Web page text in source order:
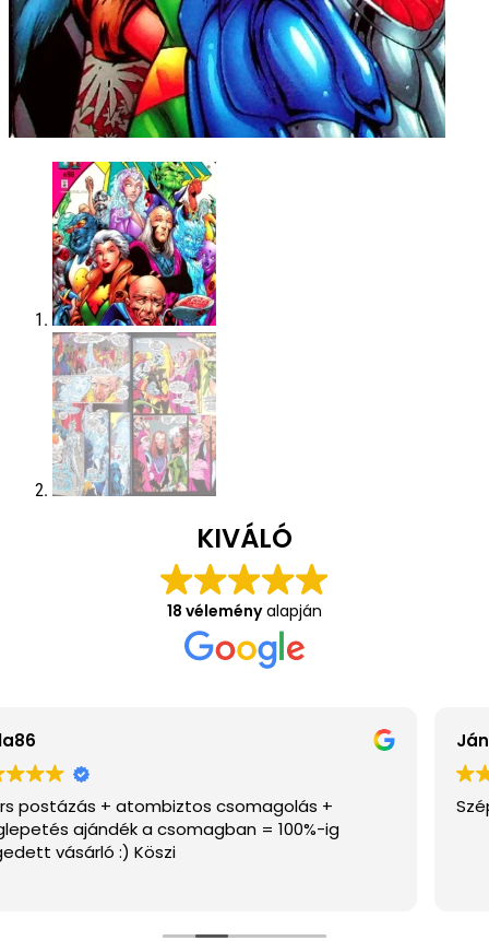
KIVÁLÓ
18 véleményalapján
János Pécsi
Szép példányok vannak az oldalon, ajánlom.